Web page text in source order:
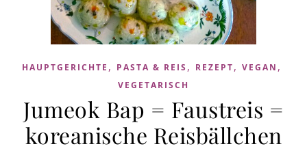
HAUPTGERICHTE , PASTA & REIS , REZEPT, VEGAN ,
VEGETARISCH
Jumeok Bap = Faustreis =
koreanische Reisbällchen